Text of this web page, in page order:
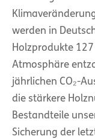
werden in
Holzprodukte
Atmosphäre
jährlichen CO₂-
die stärkere
Bestandteile
Sicherung der